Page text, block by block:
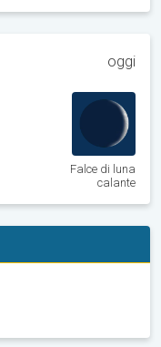
oggi
Falce di luna
calante